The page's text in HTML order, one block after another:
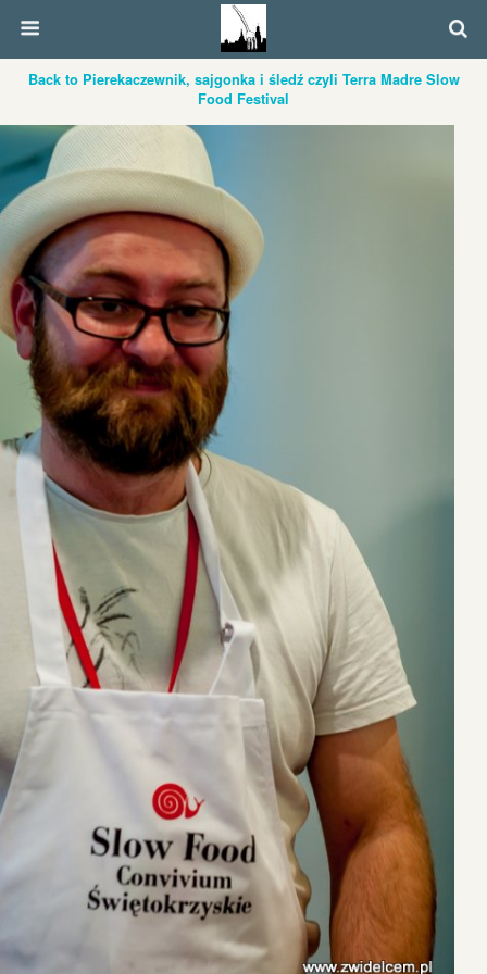
Back to Pierekaczewnik, sajgonka i śledź czyli Terra Madre Slow
Food Festival